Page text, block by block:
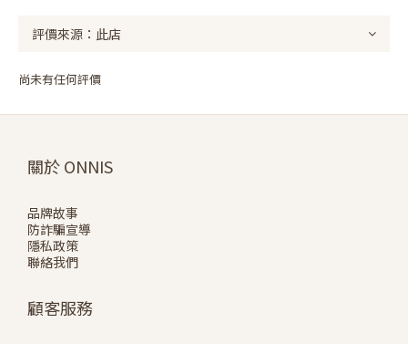
尚未有任何評價
關於 ONNIS
品牌故事
防詐騙宣導
隱私政策
聯絡我們
顧客服務